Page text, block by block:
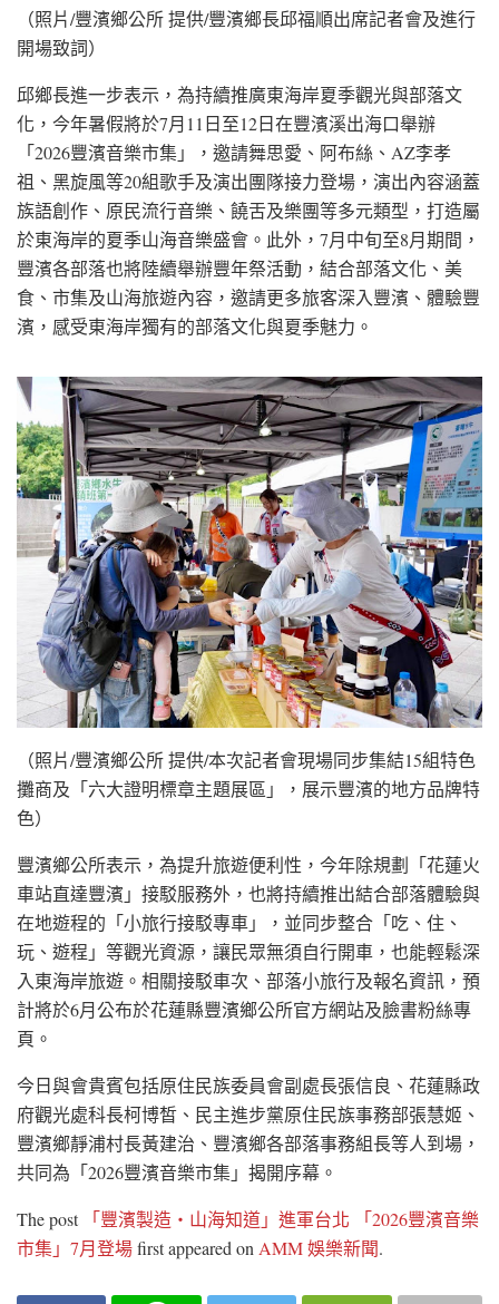
（照片/豐濱鄉公所 提供/豐濱鄉長邱福順出席記者會及進行
開場致詞）
邱鄉長進一步表示，為持續推廣東海岸夏季觀光與部落文
化，今年暑假將於7月11日至12日在豐濱溪出海口舉辦
「2026豐濱音樂市集」，邀請舞思愛、阿布絲、AZ李孝
祖、黑旋風等20組歌手及演出團隊接力登場，演出內容涵蓋
族語創作、原民流行音樂、饒舌及樂團等多元類型，打造屬
於東海岸的夏季山海音樂盛會。此外，7月中旬至8月期間，
豐濱各部落也將陸續舉辦豐年祭活動，結合部落文化、美
食、市集及山海旅遊內容，邀請更多旅客深入豐濱、體驗豐
濱，感受東海岸獨有的部落文化與夏季魅力。
（照片/豐濱鄉公所 提供/本次記者會現場同步集結15組特色
攤商及「六大證明標章主題展區」，展示豐濱的地方品牌特
色）
豐濱鄉公所表示，為提升旅遊便利性，今年除規劃「花蓮火
車站直達豐濱」接駁服務外，也將持續推出結合部落體驗與
在地遊程的「小旅行接駁專車」，並同步整合「吃、住、
玩、遊程」等觀光資源，讓民眾無須自行開車，也能輕鬆深
入東海岸旅遊。相關接駁車次、部落小旅行及報名資訊，預
計將於6月公布於花蓮縣豐濱鄉公所官方網站及臉書粉絲專
頁。
今日與會貴賓包括原住民族委員會副處長張信良、花蓮縣政
府觀光處科長柯博皙、民主進步黨原住民族事務部張慧姬、
豐濱鄉靜浦村長黃建治、豐濱鄉各部落事務組長等人到場，
共同為「2026豐濱音樂市集」揭開序幕。
The post
「豐濱製造・山海知道」進軍台北 「2026豐濱音樂
市集」7月登場first appeared on AMM 娛樂新聞.